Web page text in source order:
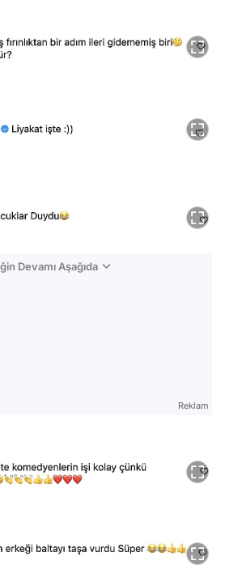
Devamı Aşağıda
Reklam
Gündem